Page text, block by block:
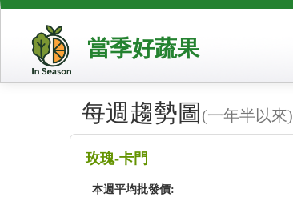
當季好蔬果
每週趨勢圖 (一年半以來)
玫瑰-卡門
本週平均批發價: